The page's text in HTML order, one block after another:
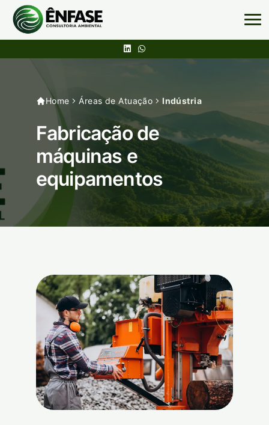
Home Áreas de Atuação Indústria
Fabricação de
máquinas e
equipamentos